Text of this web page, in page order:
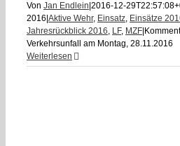
Von Jan Endlein 2016-12-
2016 Aktive Wehr, Einsatz, Einsätze
Jahresrückblick 2016, LF, MZF
Verkehrsunfall am Montag, 28.11.2016
Weiterlesen